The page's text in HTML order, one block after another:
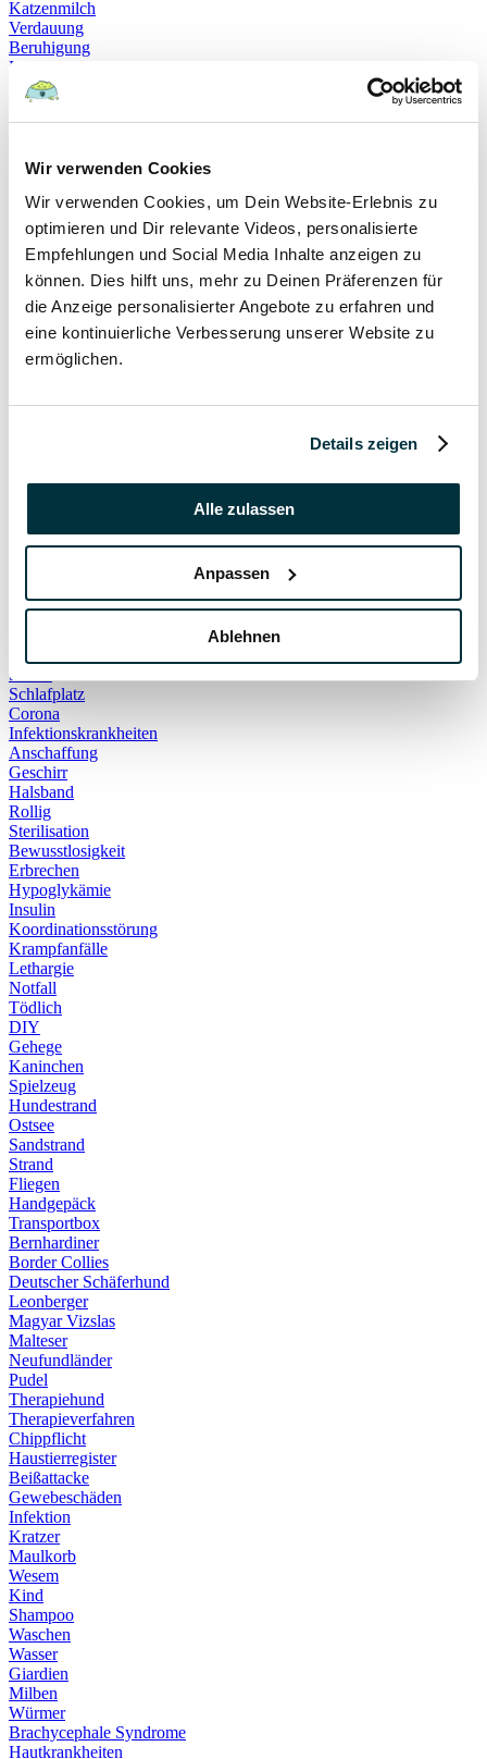
Wir verwenden Cookies
Wir verwenden Cookies, um Dein Website-Erlebnis zu
optimieren und Dir relevante Videos, personalisierte
Empfehlungen und Social Media Inhalte anzeigen zu
können. Dies hilft uns, mehr zu Deinen Präferenzen für
die Anzeige personalisierter Angebote zu erfahren und
eine kontinuierliche Verbesserung unserer Website zu
ermöglichen.
Details zeigen
Alle zulassen
Anpassen
Ablehnen
Katzenmilch
Verdauung
Beruhigung
Katzenverhalten
Schnurren
Selbstheilung
Gehorsam
Hundeführerschein
Sachkundenachweis
Sozialverträglichkeit
Bloodhound
Hundesport
Mantrailing
Rettungshund
Schweißhund
exzessives Lecken
Katzenspielzeug
Leinenführigkeit
Leinenpflicht
Schlaf
Schlafplatz
Corona
Infektionskrankheiten
Anschaffung
Geschirr
Halsband
Rollig
Sterilisation
Bewusstlosigkeit
Erbrechen
Hypoglykämie
Insulin
Koordinationsstörung
Krampfanfälle
Lethargie
Notfall
Tödlich
DIY
Gehege
Kaninchen
Spielzeug
Hundestrand
Ostsee
Sandstrand
Strand
Fliegen
Handgepäck
Transportbox
Bernhardiner
Border Collies
Deutscher Schäferhund
Leonberger
Magyar Vizslas
Malteser
Neufundländer
Pudel
Therapiehund
Therapieverfahren
Chippflicht
Haustierregister
Beißattacke
Gewebeschäden
Infektion
Kratzer
Maulkorb
Wesem
Kind
Shampoo
Waschen
Wasser
Giardien
Milben
Würmer
Brachycephale Syndrome
Hautkrankheiten